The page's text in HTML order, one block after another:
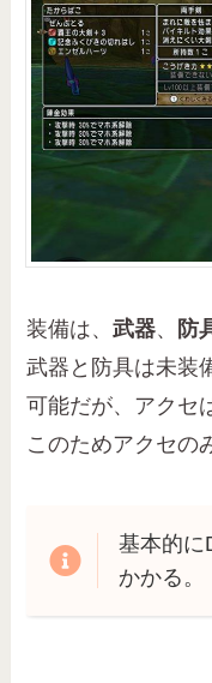
装備は、武器、 防
武器と防具は未装
可能だが、アクセ
このためアクセの
基本的に
かかる。